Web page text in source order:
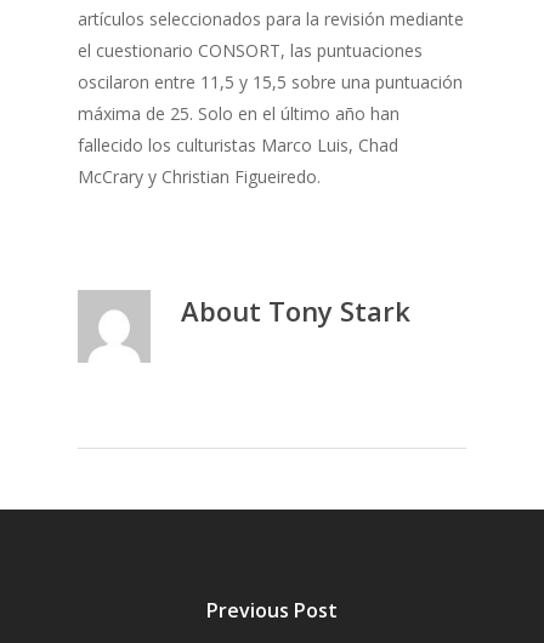
artículos seleccionados para la revisión mediante
el cuestionario CONSORT, las puntuaciones
oscilaron entre 11,5 y 15,5 sobre una puntuación
máxima de 25. Solo en el último año han
fallecido los culturistas Marco Luis, Chad
McCrary y Christian Figueiredo.
About Tony Stark
Previous Post